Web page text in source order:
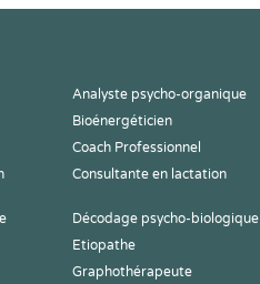
Analyste psycho-organique
Bioénergéticien
Coach Professionnel
Consultante en lactation
Décodage psycho-biologique
Etiopathe
Graphothérapeute